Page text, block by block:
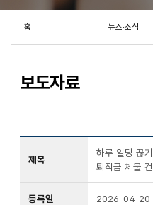
보도자료
홈 뉴스·소식
제목
하루 일당 끊
퇴직금 체불
등록일 2026-04-20